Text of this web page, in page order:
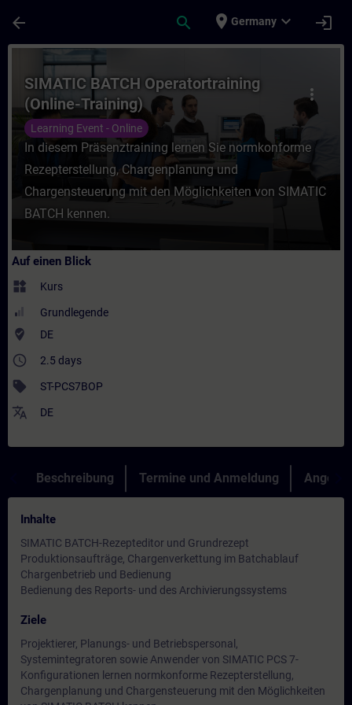
arrow_back search place Germany expand_more login
Kurs - SIMATIC BATCH Operatortraining
more_vert
SIMATIC BATCH Operatortraining
(Online-Training)
Learning Event - Online
In diesem Präsenztraining lernen Sie normkonforme
Rezepterstellung, Chargenplanung und
Chargensteuerung mit den Möglichkeiten von SIMATIC
BATCH kennen.
Auf einen Blick
widgets Kurs
Grundlegende
where_to_vote DE
access_time 2.5 days
sell ST-PCS7BOP
translate DE
Beschreibung Termine und Anmeldung Angebot
Inhalte
SIMATIC BATCH-Rezepteditor und Grundrezept
Produktionsaufträge, Chargenverkettung im Batchablauf
Chargenbetrieb und Bedienung
Bedienung des Reports- und des Archivierungssystems
Ziele
Projektierer, Planungs- und Betriebspersonal,
Systemintegratoren sowie Anwender von SIMATIC PCS 7-
Konfigurationen lernen normkonforme Rezepterstellung,
Chargenplanung und Chargensteuerung mit den Möglichkeiten